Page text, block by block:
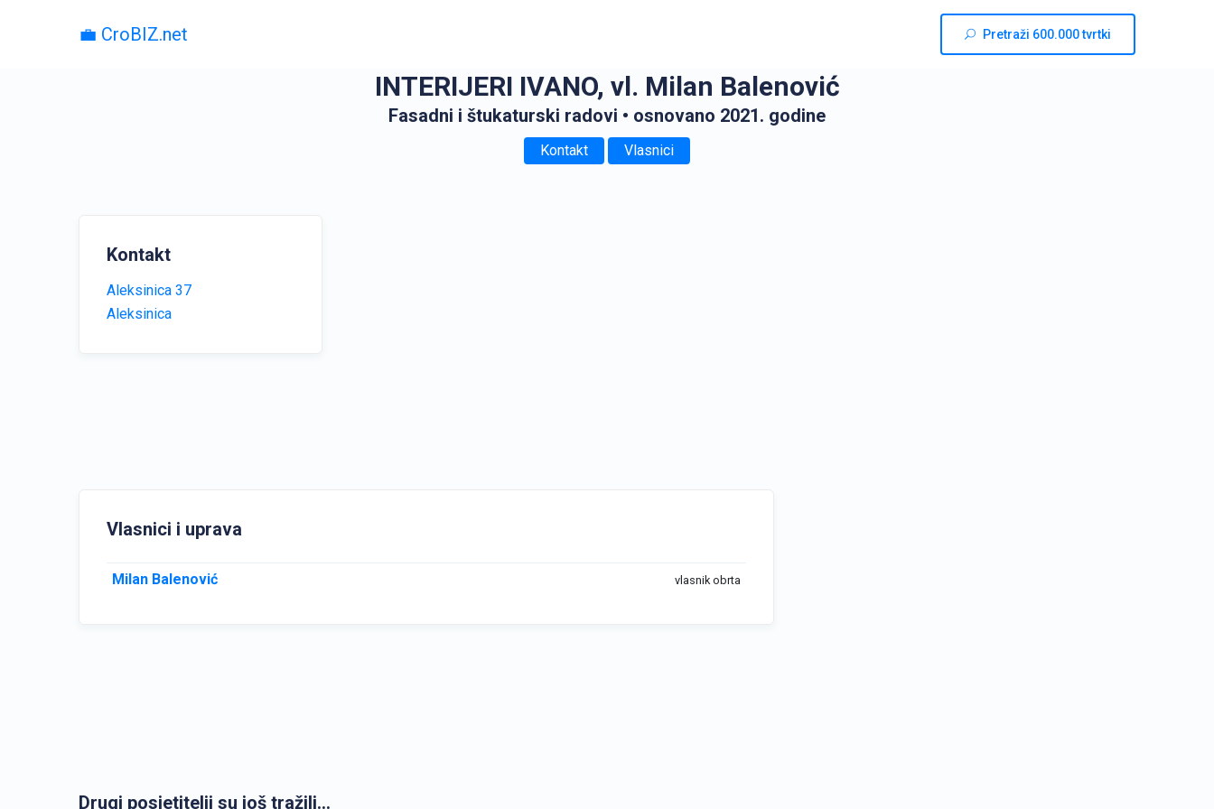
💼 CroBIZ.net Pretraži 600.000 tvrtki
INTERIJERI IVANO, vl. Milan Balenović
Fasadni i štukaturski radovi • osnovano 2021. godine
Kontakt Vlasnici
Kontakt
Aleksinica 37
Aleksinica
Vlasnici i uprava
Milan Balenović vlasnik obrta
Drugi posjetitelji su još tražili...